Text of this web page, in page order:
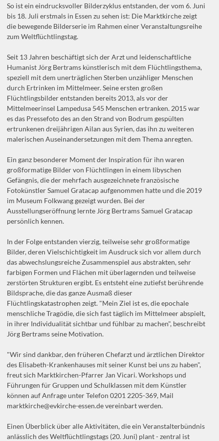
So ist ein eindrucksvoller Bilderzyklus entstanden, der vom 6. Juni
bis 18. Juli erstmals in Essen zu sehen ist: Die Marktkirche zeigt
die bewegende Bilderserie im Rahmen einer Veranstaltungsreihe
zum Weltflüchtlingstag.
Seit 13 Jahren beschäftigt sich der Arzt und leidenschaftliche
Humanist Jörg Bertrams künstlerisch mit dem Flüchtlingsthema,
speziell mit dem unerträglichen Sterben unzähliger Menschen
durch Ertrinken im Mittelmeer. Seine ersten großen
Flüchtlingsbilder entstanden bereits 2013, als vor der
Mittelmeerinsel Lampedusa 545 Menschen ertranken. 2015 war
es das Pressefoto des an den Strand von Bodrum gespülten
ertrunkenen dreijährigen Ailan aus Syrien, das ihn zu weiteren
malerischen Auseinandersetzungen mit dem Thema anregten.
Ein ganz besonderer Moment der Inspiration für ihn waren
großformatige Bilder von Flüchtlingen in einem libyschen
Gefängnis, die der mehrfach ausgezeichnete französische
Fotokünstler Samuel Gratacap aufgenommen hatte und die 2019
im Museum Folkwang gezeigt wurden. Bei der
Ausstellungseröffnung lernte Jörg Bertrams Samuel Gratacap
persönlich kennen.
In der Folge entstanden vierzig, teilweise sehr großformatige
Bilder, deren Vielschichtigkeit im Ausdruck sich vor allem durch
das abwechslungsreiche Zusammenspiel aus abstrakten, sehr
farbigen Formen und Flächen mit überlagernden und teilweise
zerstörten Strukturen ergibt. Es entsteht eine zutiefst berührende
Bildsprache, die das ganze Ausmaß dieser
Flüchtlingskatastrophen zeigt. "Mein Ziel ist es, die epochale
menschliche Tragödie, die sich fast täglich im Mittelmeer abspielt,
in ihrer Individualität sichtbar und fühlbar zu machen", beschreibt
Jörg Bertrams seine Motivation.
"Wir sind dankbar, den früheren Chefarzt und ärztlichen Direktor
des Elisabeth-Krankenhauses mit seiner Kunst bei uns zu haben",
freut sich Marktkirchen-Pfarrer Jan Vicari. Workshops und
Führungen für Gruppen und Schulklassen mit dem Künstler
können auf Anfrage unter Telefon 0201 2205-369, Mail
marktkirche@evkirche-essen.de vereinbart werden.
Einen Überblick über alle Aktivitäten, die ein Veranstalterbündnis
anlässlich des Weltflüchtlingstags (20. Juni) plant - zentral ist